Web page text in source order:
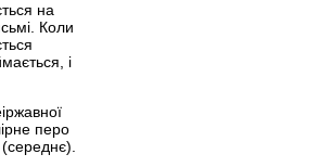
на
Коли
і
перо